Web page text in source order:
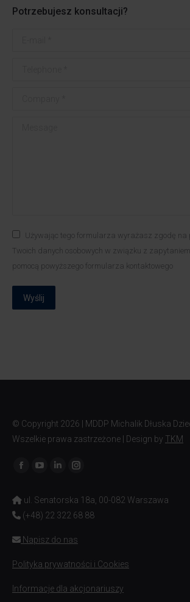
Potrzebujesz konsultacji?
Używając tego formularza wyrażasz zgodę na
Twoich danych osobowych w związku z
pomocą powyższego formularza kontaktowego
Wyślij
© Copyright 2026 | MDDP Michalik Dłuska
Wszelkie prawa zastrzeżone | Design by TKM
Znajdź nas na:
ul. Senatorska 18a, 00-082 Warszawa
(+48) 22 322 68 88
Napisz do nas
Polityka prywatności i Cookies
Informacje dla akcjonariuszy